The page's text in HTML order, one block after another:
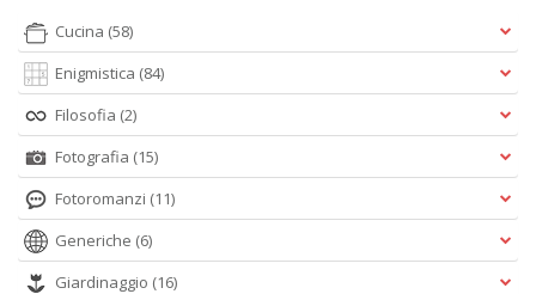
Cucina (58)
Enigmistica (84)
Filosofia (2)
Fotografia (15)
Fotoromanzi (11)
Generiche (6)
Giardinaggio (16)